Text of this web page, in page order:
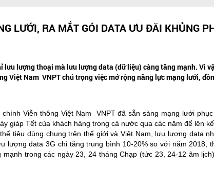
LƯỚI, RA MẮT GÓI DATA ƯU ĐÃI KHỦNG
lưu lượng thoại mà lưu lượng data (dữ liệu) càng tăng mạnh. Vì
Việt Nam VNPT chú trọng việc mở rộng năng lực mạng lưới,
Viễn thông Việt Nam VNPT đã sẵn sàng mạng lưới
giáp Tết của khách hàng trong cả nước qua các năm để lên
tiêu dùng chung trên thế giới và Việt Nam, lưu lượng data
lượng data 3G chỉ tăng trung bình 10-20% so với năm
trong các ngày 23, 24 tháng Chạp (tức 23, 24-12 âm